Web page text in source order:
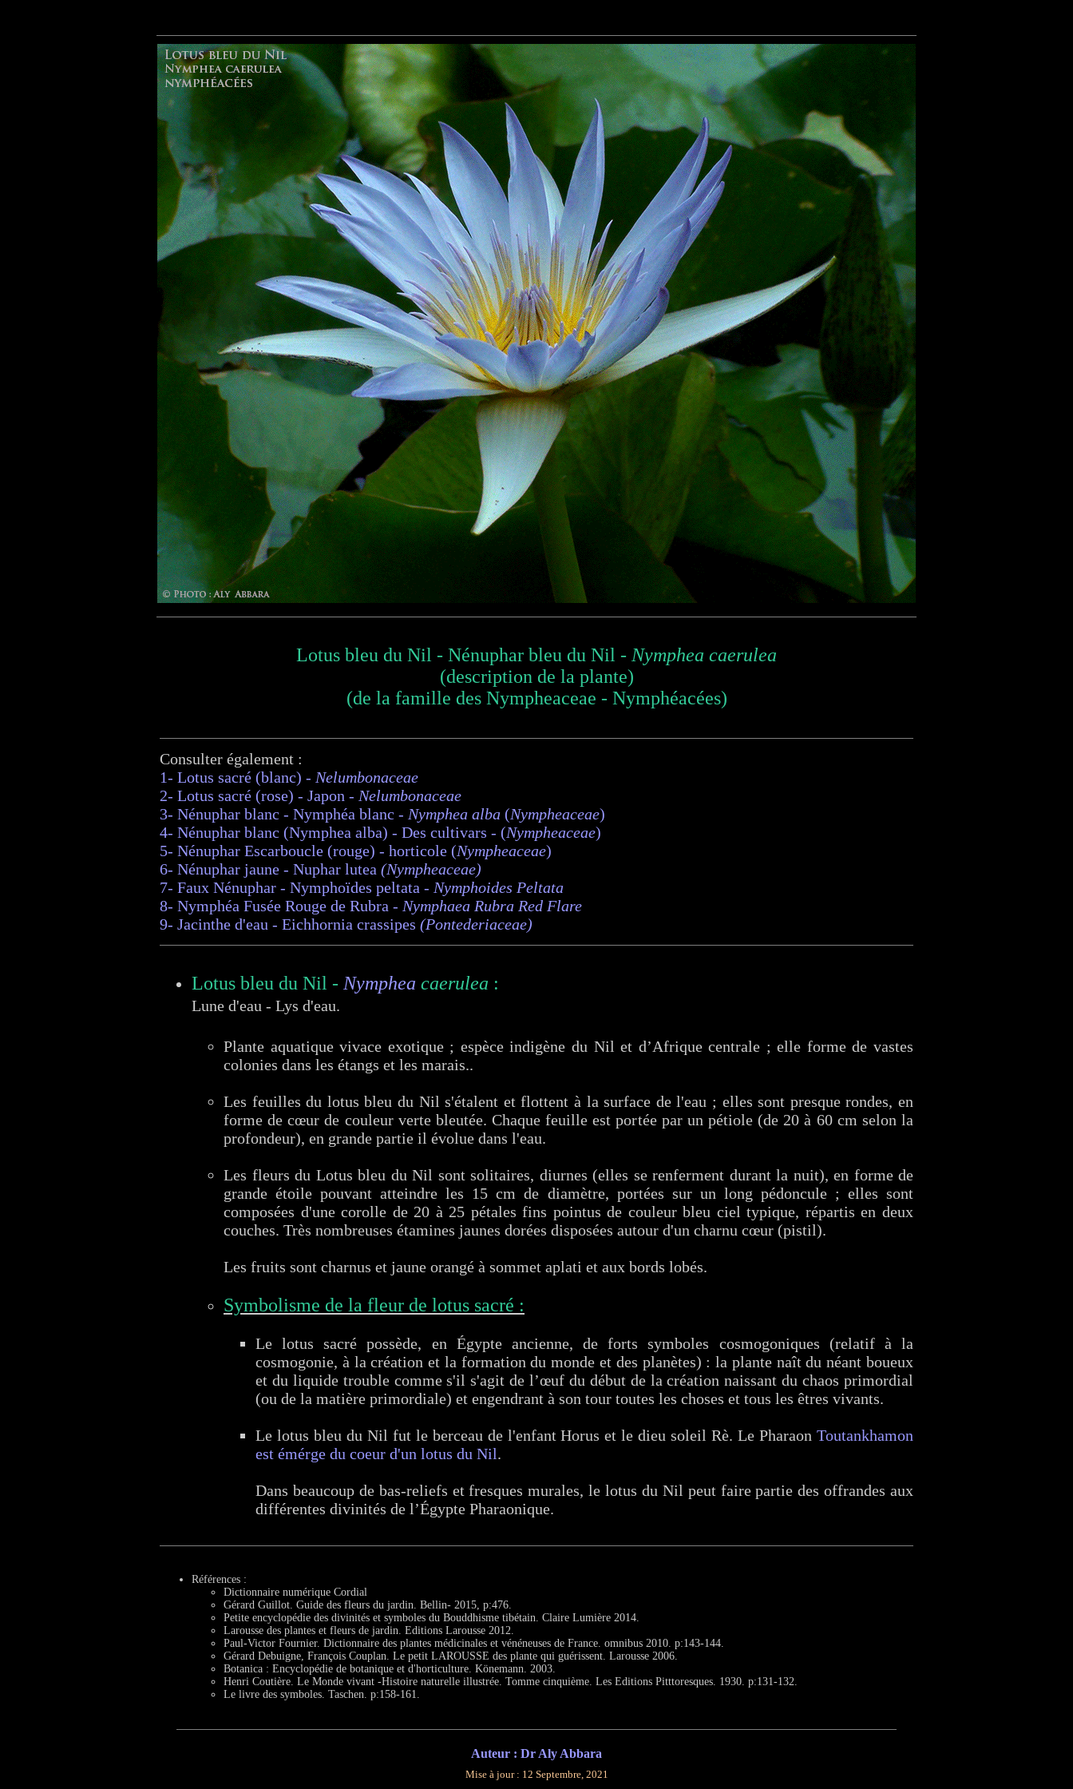
Lotus bleu du Nil - Nénuphar bleu du Nil - Nymphea caerulea
(description de la plante)
(de la famille des Nympheaceae - Nymphéacées)
Consulter également :
1- Lotus sacré (blanc) - Nelumbonaceae
2- Lotus sacré (rose) - Japon - Nelumbonaceae
3- Nénuphar blanc - Nymphéa blanc - Nymphea alba (Nympheaceae)
4- Nénuphar blanc (Nymphea alba) - Des cultivars - (Nympheaceae)
5- Nénuphar Escarboucle (rouge) - horticole (Nympheaceae)
6- Nénuphar jaune - Nuphar lutea (Nympheaceae)
7- Faux Nénuphar - Nymphoïdes peltata - Nymphoides Peltata
8- Nymphéa Fusée Rouge de Rubra - Nymphaea Rubra Red Flare
9- Jacinthe d'eau - Eichhornia crassipes (Pontederiaceae)
Lotus bleu du Nil - Nymphea caerulea :
Lune d'eau - Lys d'eau.
Plante aquatique vivace exotique ; espèce indigène du Nil et d’Afrique centrale ; elle forme de vastes
colonies dans les étangs et les marais..
Les feuilles du lotus bleu du Nil s'étalent et flottent à la surface de l'eau ; elles sont presque rondes, en
forme de cœur de couleur verte bleutée. Chaque feuille est portée par un pétiole (de 20 à 60 cm selon la
profondeur), en grande partie il évolue dans l'eau.
Les fleurs du Lotus bleu du Nil sont solitaires, diurnes (elles se renferment durant la nuit), en forme de
grande étoile pouvant atteindre les 15 cm de diamètre, portées sur un long pédoncule ; elles sont
composées d'une corolle de 20 à 25 pétales fins pointus de couleur bleu ciel typique, répartis en deux
couches. Très nombreuses étamines jaunes dorées disposées autour d'un charnu cœur (pistil).
Les fruits sont charnus et jaune orangé à sommet aplati et aux bords lobés.
Symbolisme de la fleur de lotus sacré :
Le lotus sacré possède, en Égypte ancienne, de forts symboles cosmogoniques (relatif à la
cosmogonie, à la création et la formation du monde et des planètes) : la plante naît du néant boueux
et du liquide trouble comme s'il s'agit de l’œuf du début de la création naissant du chaos primordial
(ou de la matière primordiale) et engendrant à son tour toutes les choses et tous les êtres vivants.
Le lotus bleu du Nil fut le berceau de l'enfant Horus et le dieu soleil Rè. Le Pharaon Toutankhamon
est émérge du coeur d'un lotus du Nil.
Dans beaucoup de bas-reliefs et fresques murales, le lotus du Nil peut faire partie des offrandes aux
différentes divinités de l’Égypte Pharaonique.
Références :
Dictionnaire numérique Cordial
Gérard Guillot. Guide des fleurs du jardin. Bellin- 2015, p:476.
Petite encyclopédie des divinités et symboles du Bouddhisme tibétain. Claire Lumière 2014.
Larousse des plantes et fleurs de jardin. Editions Larousse 2012.
Paul-Victor Fournier. Dictionnaire des plantes médicinales et vénéneuses de France. omnibus 2010. p:143-144.
Gérard Debuigne, François Couplan. Le petit LAROUSSE des plante qui guérissent. Larousse 2006.
Botanica : Encyclopédie de botanique et d'horticulture. Könemann. 2003.
Henri Coutière. Le Monde vivant -Histoire naturelle illustrée. Tomme cinquième. Les Editions Pitttoresques. 1930. p:131-132.
Le livre des symboles. Taschen. p:158-161.
Auteur : Dr Aly Abbara
Mise à jour : 12 Septembre, 2021